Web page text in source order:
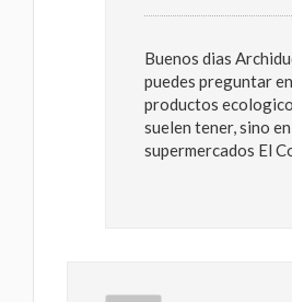
Buenos dias
puedes preguntar
productos
suelen tener, sino
supermercados El